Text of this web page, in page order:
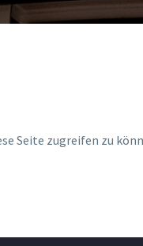
Seite zugreifen zu